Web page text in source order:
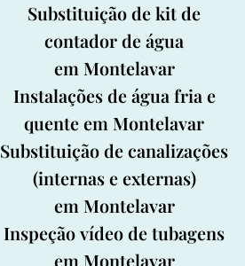
Substituição de kit de
contador de água
em Montelavar
Instalações de água fria e
quente em Montelavar
Substituição de canalizações
(internas e externas)
em Montelavar
Inspeçãovídeo de tubagens
em Montelavar